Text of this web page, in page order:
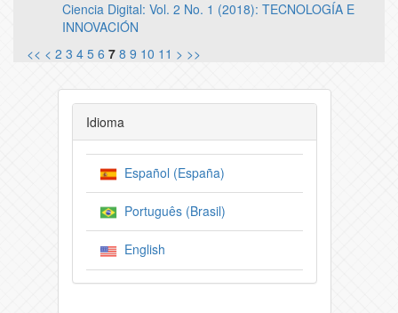
Ciencia Digital: Vol. 2 No. 1 (2018): TECNOLOGÍA E
INNOVACIÓN
<< < 2 3 4 5 6 7 8 9 10 11 > >>
Idioma
Español (España)
Português (Brasil)
English